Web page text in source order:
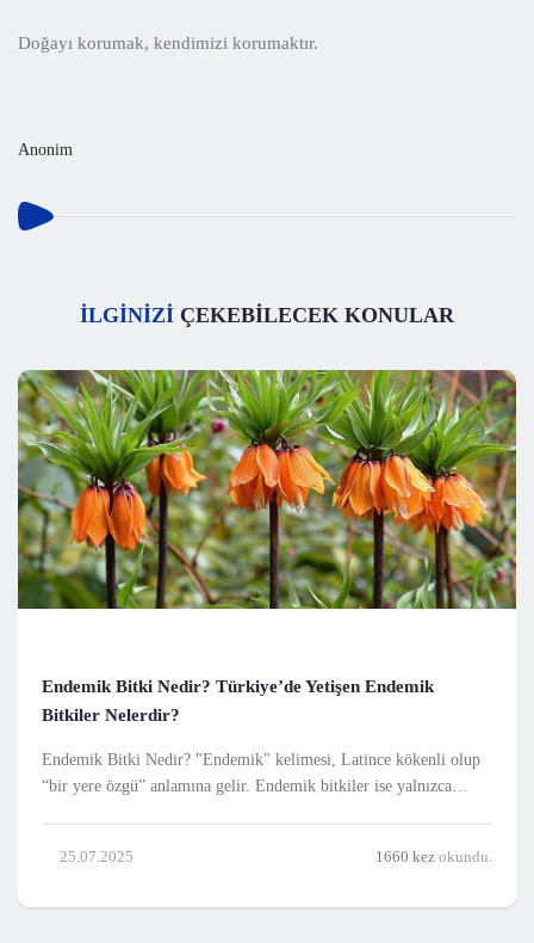
Doğayı korumak, kendimizi korumaktır.
Anonim
İLGİNİZİ ÇEKEBİLECEK KONULAR
Endemik Bitki Nedir? Türkiye’de Yetişen Endemik
Bitkiler Nelerdir?
Endemik Bitki Nedir? "Endemik" kelimesi, Latince kökenli olup
“bir yere özgü” anlamına gelir. Endemik bitkiler ise yalnızca
bitkiler, bulundukları bö
25.07.2025 1660 kez okundu.